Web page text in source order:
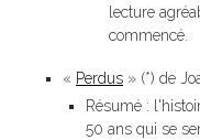
lecture
commencé.
« Perdus » (*) de
Résumé :
50 ans qui se